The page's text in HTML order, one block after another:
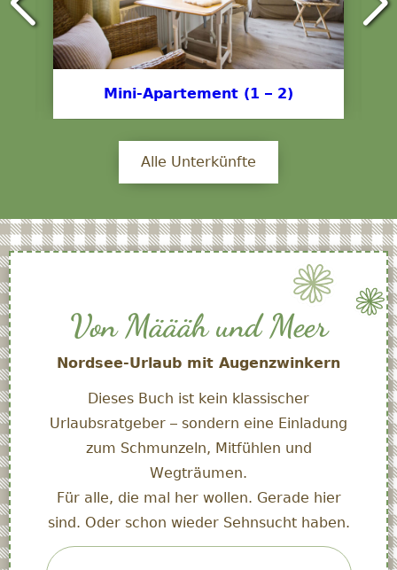
Mini-Apartement (1 – 2)
Alle Unterkünfte
Von Määäh und Meer
Nordsee-Urlaub mit Augenzwinkern
Dieses Buch ist kein klassischer
Urlaubsratgeber – sondern eine Einladung
zum Schmunzeln, Mitfühlen und
Wegträumen.
Für alle, die mal her wollen. Gerade hier
sind. Oder schon wieder Sehnsucht haben.